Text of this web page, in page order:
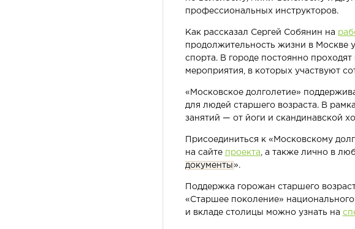
профессиональных инструкторов.
Как рассказал Сергей Собянин на
продолжительность жизни в Москве
спорта. В городе постоянно
мероприятия, в которых участвуют
«Московское долголетие»
для людей старшего возраста. В
занятий — от йоги и скандинавской
Присоединиться к «Московскому
на сайте проекта , а также лично в
документы ».
Поддержка горожан старшего
«Старшее поколение» национального
и вкладе столицы можно узнать на